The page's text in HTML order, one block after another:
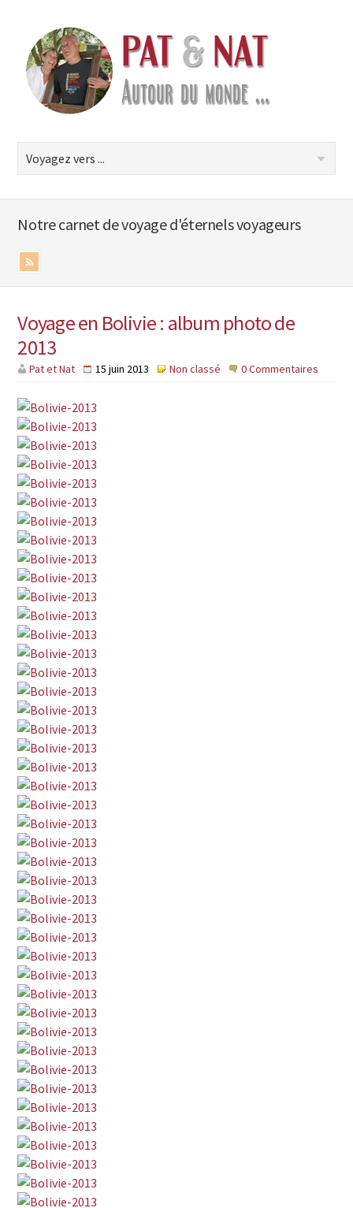
Notre carnet de voyage d'éternels voyageurs
Voyage en Bolivie : album photo de
2013
Pat et Nat 15 juin 2013 Non classé 0 Commentaires